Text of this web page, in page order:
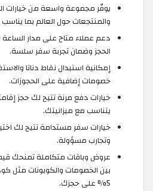
يوفّر مجموعة واسعة من خيارات
والمنتجعات حول العالم بما
دعم عملاء متاح على مدار
الحجز وضمان تجربة سفر سلسة.
إمكانية استبدال نقاط دناتا
خصومات إضافية على الحجوزات.
خيارات دفع مرنة تتيح لك حجز
يتناسب مع ميزانيتك.
خيارات سفر مستدامة تتيح لك
وتجارب مسؤولة.
عروض وباقات متكاملة تمنحك
بين الخصومات والكوبونات مثل
5% على حجزك.